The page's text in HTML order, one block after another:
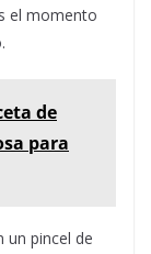
el momento
de
para
un pincel de